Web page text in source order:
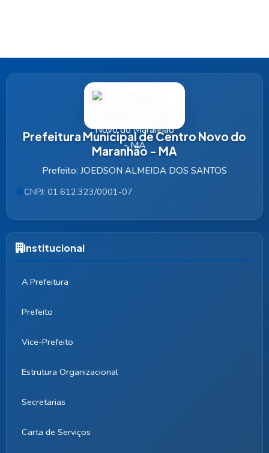
Prefeitura Municipal de Centro Novo do
Maranhão - MA
Prefeito: JOEDSON ALMEIDA DOS SANTOS
CNPJ: 01.612.323/0001-07
Institucional
A Prefeitura
Prefeito
Vice-Prefeito
Estrutura Organizacional
Secretarias
Carta de Serviços